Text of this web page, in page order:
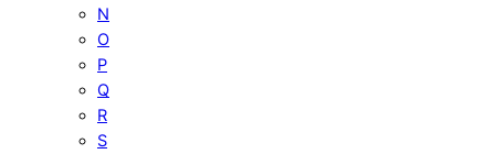
N
O
P
Q
R
S